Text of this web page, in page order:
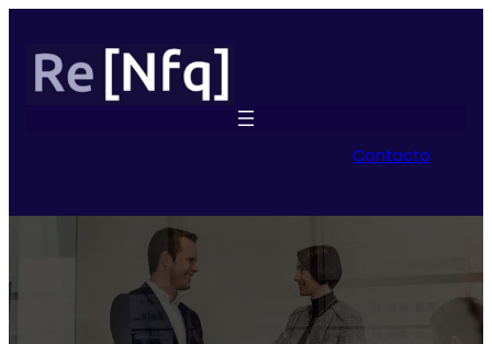
Contacto